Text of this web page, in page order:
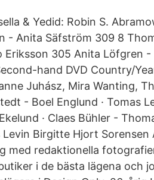
& Yedid: Robin S.
- Anita Säfström 309 8
305 Anita Löfgren -
hand DVD Country/
Juhász, Mira Wanting,
- Boel Englund · Tomas
· Claes Bühler -
Birgitte Hjort Sorensen
med redaktionella
i de bästa lägena och